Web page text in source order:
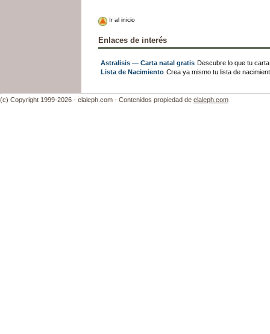
Ir al inicio
Enlaces de interés
Astralisis — Carta natal gratis Descubre lo que tu
Lista de Nacimiento Crea ya mismo tu lista de
(c) Copyright 1999-2026 - elaleph.com - Contenidos propiedad de elaleph.com